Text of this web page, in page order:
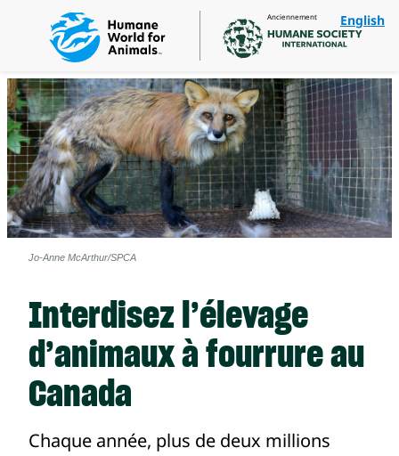
Anciennement English
Jo-Anne McArthur/SPCA
Interdisez l’élevage
d’animaux à fourrure au
Canada
Chaque année, plus de deux millions